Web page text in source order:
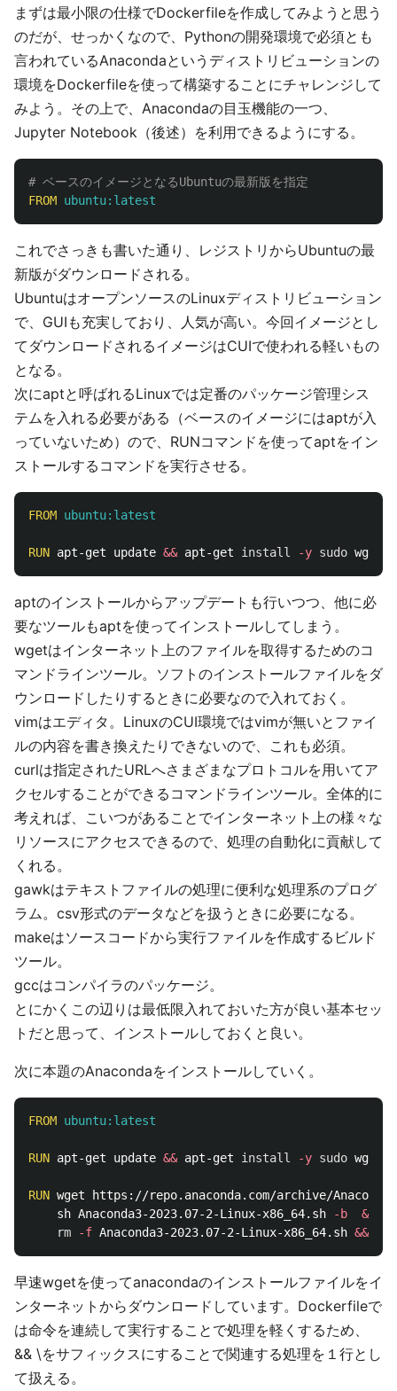
まずは最小限の仕様でDockerfileを作成してみようと思う
のだが、せっかくなので、Pythonの開発環境で必須とも
言われているAnacondaというディストリビューションの
環境をDockerfileを使って構築することにチャレンジして
みよう。その上で、Anacondaの目玉機能の一つ、
Jupyter Notebook（後述）を利用できるようにする。
# ベースのイメージとなるUbuntuの最新版を指定
FROM ubuntu:latest
これでさっきも書いた通り、レジストリからUbuntuの最
新版がダウンロードされる。
UbuntuはオープンソースのLinuxディストリビューション
で、GUIも充実しており、人気が高い。今回イメージとし
てダウンロードされるイメージはCUIで使われる軽いもの
となる。
次にaptと呼ばれるLinuxでは定番のパッケージ管理シス
テムを入れる必要がある（ベースのイメージにはaptが入
っていないため）ので、RUNコマンドを使ってaptをイン
ストールするコマンドを実行させる。
FROM ubuntu:latest
RUN apt-get update && apt-get install -y sudo
aptのインストールからアップデートも行いつつ、他に必
要なツールもaptを使ってインストールしてしまう。
wgetはインターネット上のファイルを取得するためのコ
マンドラインツール。ソフトのインストールファイルをダ
ウンロードしたりするときに必要なので入れておく。
vimはエディタ。LinuxのCUI環境ではvimが無いとファイ
ルの内容を書き換えたりできないので、これも必須。
curlは指定されたURLへさまざまなプロトコルを用いてア
クセルすることができるコマンドラインツール。全体的に
考えれば、こいつがあることでインターネット上の様々な
リソースにアクセスできるので、処理の自動化に貢献して
くれる。
gawkはテキストファイルの処理に便利な処理系のプログ
ラム。csv形式のデータなどを扱うときに必要になる。
makeはソースコードから実行ファイルを作成するビルド
ツール。
gccはコンパイラのパッケージ。
とにかくこの辺りは最低限入れておいた方が良い基本セッ
トだと思って、インストールしておくと良い。
次に本題のAnacondaをインストールしていく。
FROM ubuntu:latest
RUN apt-get update && apt-get install -y sudo wget
RUN wget https://repo.anaconda.com/archive/
    sh Anaconda3-2023.07-2-Linux-x86_64.sh
-b &&
rm
-f Anaconda3-2023.07-2-Linux-x86_64.sh &&
早速wgetを使ってanacondaのインストールファイルをイ
ンターネットからダウンロードしています。Dockerfileで
は命令を連続して実行することで処理を軽くするため、
&& \をサフィックスにすることで関連する処理を１行とし
て扱える。